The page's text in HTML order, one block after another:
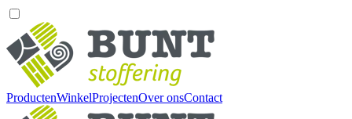
ProductenWinkelProjectenOver onsContact